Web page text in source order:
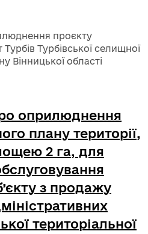
проєкту
Турбівської селищної
Вінницької області
оприлюднення
плану території,
2 га, для
з продажу
територіальної